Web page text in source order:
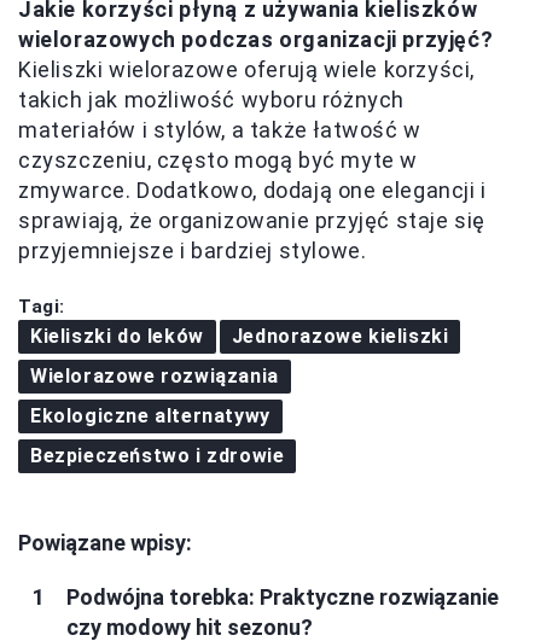
Jakie korzyści płyną z używania kieliszków
wielorazowych podczas organizacji przyjęć?
Kieliszki wielorazowe oferują wiele korzyści,
takich jak możliwość wyboru różnych
materiałów i stylów, a także łatwość w
czyszczeniu, często mogą być myte w
zmywarce. Dodatkowo, dodają one elegancji i
sprawiają, że organizowanie przyjęć staje się
przyjemniejsze i bardziej stylowe.
Tagi:
Kieliszki do leków
Jednorazowe kieliszki
Wielorazowe rozwiązania
Ekologiczne alternatywy
Bezpieczeństwo i zdrowie
Powiązane wpisy:
Podwójna torebka: Praktyczne rozwiązanie
czy modowy hit sezonu?